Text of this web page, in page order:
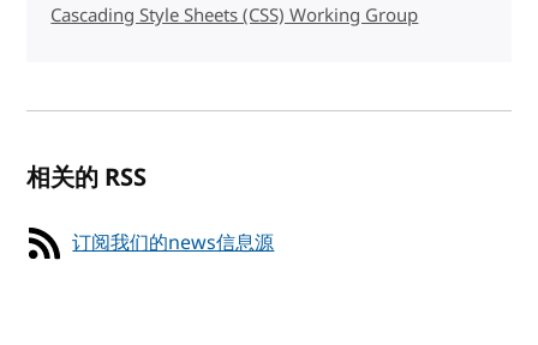
Cascading Style Sheets (CSS) Working Group
相关的 RSS
订阅我们的news信息源